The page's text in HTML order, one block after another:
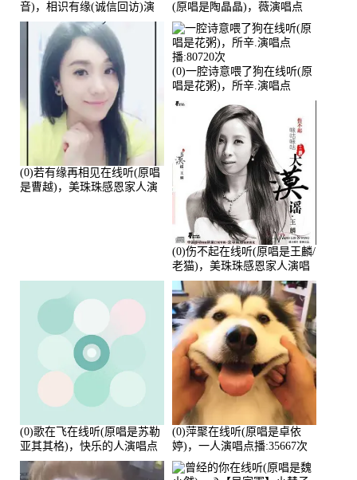
音)，相识有缘(诚信回访)演
唱点播:161288次
(原唱是陶晶晶)，薇演唱点
播:159722次
(0)若有缘再相见在线听(原唱
是曹越)，美珠珠感恩家人演
(0)一腔诗意喂了狗在线听(原
唱是花粥)，所辛.演唱点
播:80720次
(0)伤不起在线听(原唱是王麟/
老猫)，美珠珠感恩家人演唱
点播:80218次
(0)歌在飞在线听(原唱是苏勒
亚其其格)，快乐的人演唱点
播:36次
(0)萍聚在线听(原唱是卓依
婷)，一人演唱点播:35667次